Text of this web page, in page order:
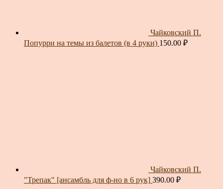
Чайковский П.
Попурри на темы из балетов (в 4 руки) 150.00 ₽
Чайковский П.
"Трепак" [ансамбль для ф-но в 6 рук] 390.00 ₽